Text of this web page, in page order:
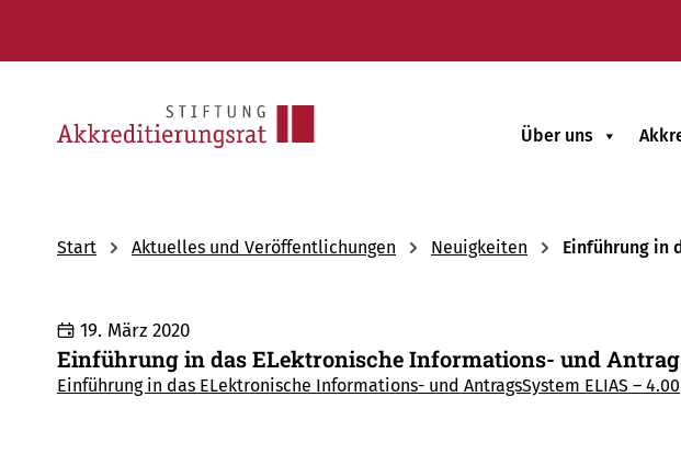
Über uns
Start Aktuelles und Veröffentlichungen Neuigkeiten Einführung in
19. März 2020
Einführung in das ELektronische Informations- und
Einführung in das ELektronische Informations- und AntragsSystem ELIAS – 4.00